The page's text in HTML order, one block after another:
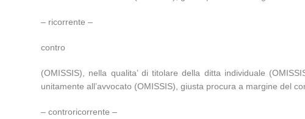
– ricorrente –
contro
(OMISSIS), nella qualita’ di titolare della ditta individuale
unitamente all’avvocato (OMISSIS), giusta procura a margine del
– controricorrente –